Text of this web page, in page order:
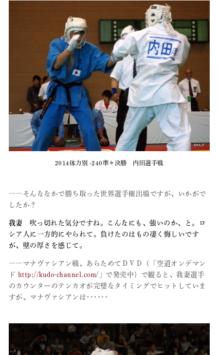
2014体力別 -240準々決勝 内田選手戦
――そんななかで勝ち取った世界選手権出場ですが、いかがで
したか？
我妻
吹っ切れた気分ですね。こんなにも、強いのか、と。ロ
シア人に一方的にやられて。負けたのはもの凄く悔しいです
が、壁の厚さを感じて。
――マナヴァシアン戦、あらためてＤＶＤ（「空道オンデマン
ド http://kudo-channel.com/ 」で発売中）で観ると、我妻選手
のカウンターのテンカオが完璧なタイミングでヒットしていま
すが、マナヴァシアンは･･････